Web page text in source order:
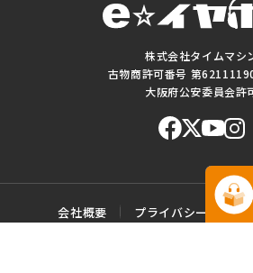
株式会社タイムマシ
古物商許可番号 第
大阪府公安委員会許
会社概要 プライバシーポリシー